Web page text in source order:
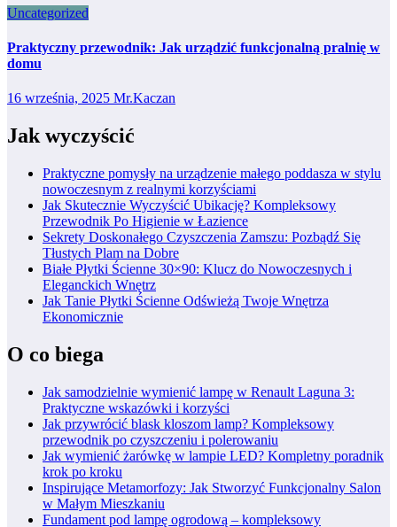
Uncategorized
Praktyczny przewodnik: Jak urządzić funkcjonalną pralnię w
domu
16 września, 2025 Mr.Kaczan
Jak wyczyścić
Praktyczne pomysły na urządzenie małego poddasza w stylu
nowoczesnym z realnymi korzyściami
Jak Skutecznie Wyczyścić Ubikację? Kompleksowy
Przewodnik Po Higienie w Łazience
Sekrety Doskonałego Czyszczenia Zamszu: Pozbądź Się
Tłustych Plam na Dobre
Białe Płytki Ścienne 30×90: Klucz do Nowoczesnych i
Eleganckich Wnętrz
Jak Tanie Płytki Ścienne Odświeżą Twoje Wnętrza
Ekonomicznie
O co biega
Jak samodzielnie wymienić lampę w Renault Laguna 3:
Praktyczne wskazówki i korzyści
Jak przywrócić blask kloszom lamp? Kompleksowy
przewodnik po czyszczeniu i polerowaniu
Jak wymienić żarówkę w lampie LED? Kompletny poradnik
krok po kroku
Inspirujące Metamorfozy: Jak Stworzyć Funkcjonalny Salon
w Małym Mieszkaniu
Fundament pod lampę ogrodową – kompleksowy